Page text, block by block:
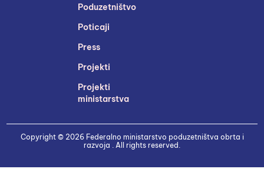
Poduzetništvo
Poticaji
Press
Projekti
Projekti
ministarstva
Copyright © 2026 Federalno ministarstvo poduzetništva obrta i
razvoja . All rights reserved.